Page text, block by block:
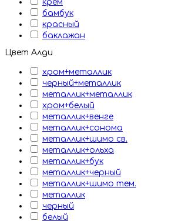
крем
бамбук
красный
баклажан
Цвет Алди
хром+металлик
черный+металлик
металлик+металлик
хром+белый
металлик+венге
металлик+сонома
металлик+шимо св.
металлик+ольха
металлик+бук
металлик+черный
металлик+шимо тем.
металлик
черный
белый